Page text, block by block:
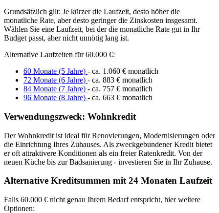
Grundsätzlich gilt: Je kürzer die Laufzeit, desto höher die
monatliche Rate, aber desto geringer die Zinskosten insgesamt.
Wählen Sie eine Laufzeit, bei der die monatliche Rate gut in Ihr
Budget passt, aber nicht unnötig lang ist.
Alternative Laufzeiten für 60.000 €:
60 Monate (5 Jahre) - ca. 1.060 € monatlich
72 Monate (6 Jahre) - ca. 883 € monatlich
84 Monate (7 Jahre) - ca. 757 € monatlich
96 Monate (8 Jahre) - ca. 663 € monatlich
Verwendungszweck: Wohnkredit
Der Wohnkredit ist ideal für Renovierungen, Modernisierungen oder
die Einrichtung Ihres Zuhauses. Als zweckgebundener Kredit bietet
er oft attraktivere Konditionen als ein freier Ratenkredit. Von der
neuen Küche bis zur Badsanierung - investieren Sie in Ihr Zuhause.
Alternative Kreditsummen mit 24 Monaten Laufzeit
Falls 60.000 € nicht genau Ihrem Bedarf entspricht, hier weitere
Optionen: